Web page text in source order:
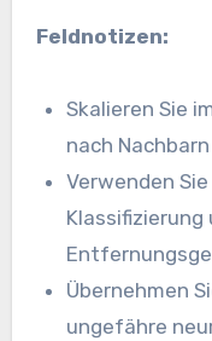
Feldnotizen:
Skalieren Sie
nach
Verwenden
Klassifizierung
Übernehmen
ungefähre